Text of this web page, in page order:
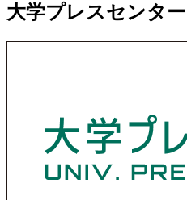
大学プレスセンター